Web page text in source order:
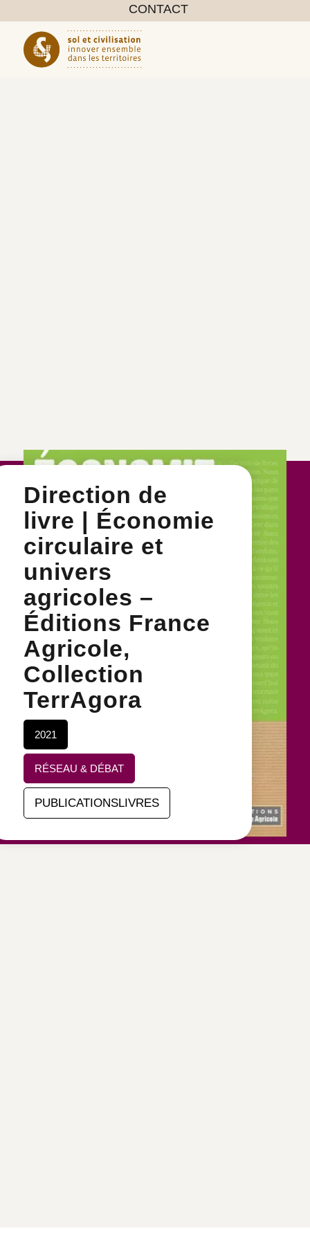
CONTACT
Direction de
livre | Économie
circulaire et
univers
agricoles –
Éditions France
Agricole,
Collection
TerrAgora
2021
RÉSEAU & DÉBAT
PUBLICATIONSLIVRES